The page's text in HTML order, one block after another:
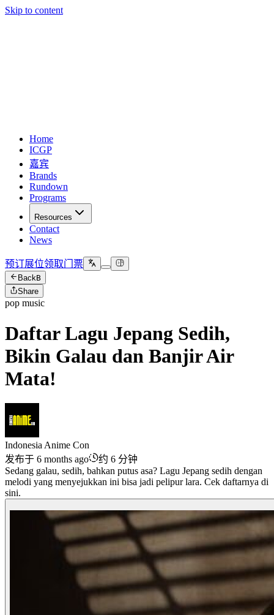
Skip to content
Home
ICGP
嘉宾
Brands
Rundown
Programs
Resources
Contact
News
预订展位领取门票
BackB
Share
pop music
Daftar Lagu Jepang Sedih,
Bikin Galau dan Banjir Air
Mata!
Indonesia Anime Con
发布于 6 months ago
约 6 分钟
Sedang galau, sedih, bahkan putus asa? Lagu Jepang sedih dengan
melodi yang menyejukkan ini bisa jadi pelipur lara. Cek daftarnya di
sini.